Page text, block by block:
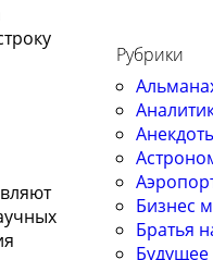
Рубрики
Бизнес
Братья
Будущее